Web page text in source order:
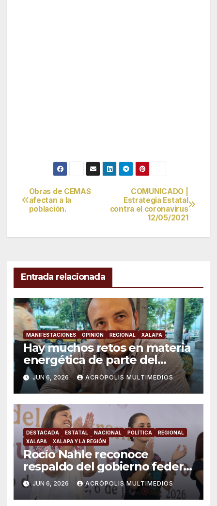
Navegación
de
entradas
COMUNICADO |
Estrategia Estatal
contra el coronavirus
12/05/2021
Obras de CEMAS
afectan a la
población.
Entrada relacionada
MANIFESTACIONES OPINIÓN REGIONAL XALAPA
Hay muchos retos en materia
energética de parte del
gobierno: “Movimiento de
Lucha Social”
JUN 6, 2026 ACRÓPOLIS MULTIMEDIOS
DESTACADA ESTATAL NACIONAL POLÍTICA
REGIONAL
XALAPA
XALAPA Y LA REGIÓN
Rocío Nahle reconoce
respaldo del gobierno federal
en beneficio de los jóvenes
JUN 6, 2026 ACRÓPOLIS MULTIMEDIOS